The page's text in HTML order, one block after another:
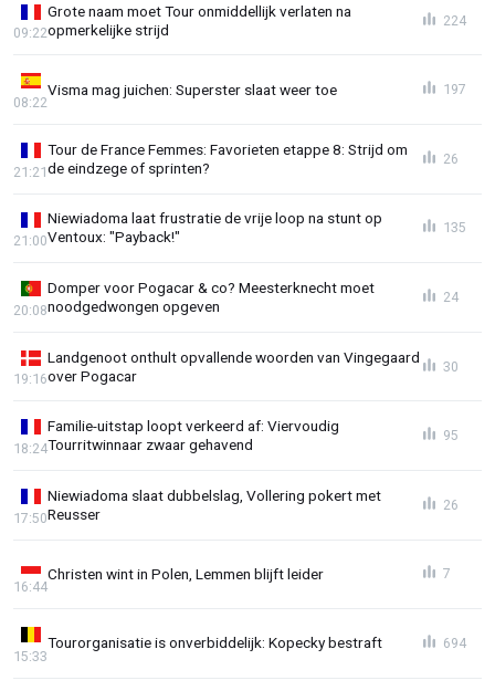
Grote naam moet Tour onmiddellijk verlaten na
opmerkelijke strijd
09:22
224
Visma mag juichen: Superster slaat weer toe
08:22
197
Tour de France Femmes: Favorieten etappe 8: Strijd om
de eindzege of sprinten?
21:21
26
Niewiadoma laat frustratie de vrije loop na stunt op
Ventoux: "Payback!"
21:00
135
Domper voor Pogacar & co? Meesterknecht moet
noodgedwongen opgeven
20:08
24
Landgenoot onthult opvallende woorden van Vingegaard
over Pogacar
19:16
30
Familie-uitstap loopt verkeerd af: Viervoudig
Tourritwinnaar zwaar gehavend
18:24
95
Niewiadoma slaat dubbelslag, Vollering pokert met
Reusser
17:50
26
Christen wint in Polen, Lemmen blijft leider
16:44
7
Tourorganisatie is onverbiddelijk: Kopecky bestraft
15:33
694